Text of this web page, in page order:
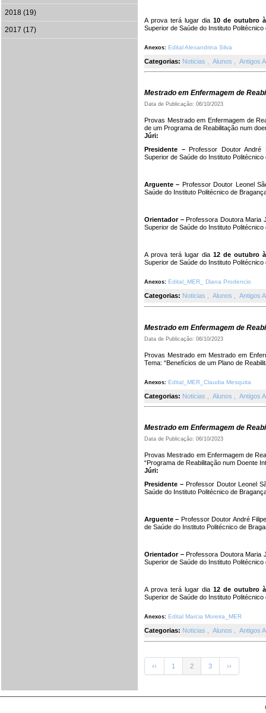
2018 (19)
2017 (17)
A prova terá lugar dia 10 de outubro
Superior de Saúde do Instituto Politécnico
Anexos: Edital Alexandrina Silva
Categorias: Noticias Alunos Antigos
Mestrado em Enfermagem de
Data de Publicação: 06/10/2023
Provas Mestrado em Enfermagem de
de um Programa de Reabilitação num
Júri:
Presidente –Professor Doutor André
Superior de Saúde do Instituto Politécnico
Arguente – Professor Doutor Leonel
Saúde do Instituto Politécnico de
Orientador –Professora Doutora Maria
Superior de Saúde do Instituto Politécnico
A prova terá lugar dia 12 de outubro
Superior de Saúde do Instituto Politécnico
Anexos: Edital_MER_ Diana Prodencio
Categorias: Noticias Alunos Antigos
Mestrado em Enfermagem de
Data de Publicação: 06/10/2023
Provas Mestrado em Mestrado em
Tema: “Benefícios de um Plano de
Anexos: Edital_MER_Claudia Mesquita
Categorias: Noticias Alunos Antigos
Mestrado em Enfermagem de
Data de Publicação: 06/10/2023
Provas Mestrado em Enfermagem de
“Programa de Reabilitação num Doente
Júri:
Presidente – Professor Doutor Leonel
Saúde do Instituto Politécnico de
Arguente – Professor Doutor André
de Saúde do Instituto Politécnico de
Orientador –Professora Doutora Maria
Superior de Saúde do Instituto Politécnico
A prova terá lugar dia 12 de outubro
Superior de Saúde do Instituto Politécnico
Anexos: Edital Marcia Moreira_MER
Categorias: Noticias Alunos Antigos
‹‹ 1 2 3 ››